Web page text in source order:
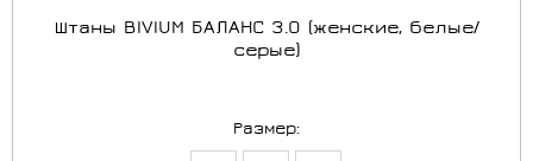
Штаны BIVIUM БАЛАНС 3.0 (женские, белые/
серые)
Размер: